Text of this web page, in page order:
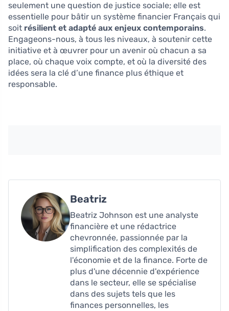
seulement une question de justice sociale; elle est
essentielle pour bâtir un système financier Français qui
soit résilient et adapté aux enjeux contemporains.
Engageons-nous, à tous les niveaux, à soutenir cette
initiative et à œuvrer pour un avenir où chacun a sa
place, où chaque voix compte, et où la diversité des
idées sera la clé d’une finance plus éthique et
responsable.
Beatriz
Beatriz Johnson est une analyste
financière et une rédactrice
chevronnée, passionnée par la
simplification des complexités de
l'économie et de la finance. Forte de
plus d'une décennie d'expérience
dans le secteur, elle se spécialise
dans des sujets tels que les
finances personnelles, les